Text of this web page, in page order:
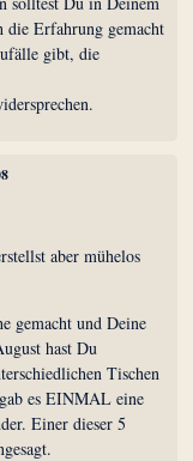
die Erfahrung gemacht
gibt, die
aber mühelos
gemacht und Deine
hast Du
Tischen
es EINMAL eine
Einer dieser 5